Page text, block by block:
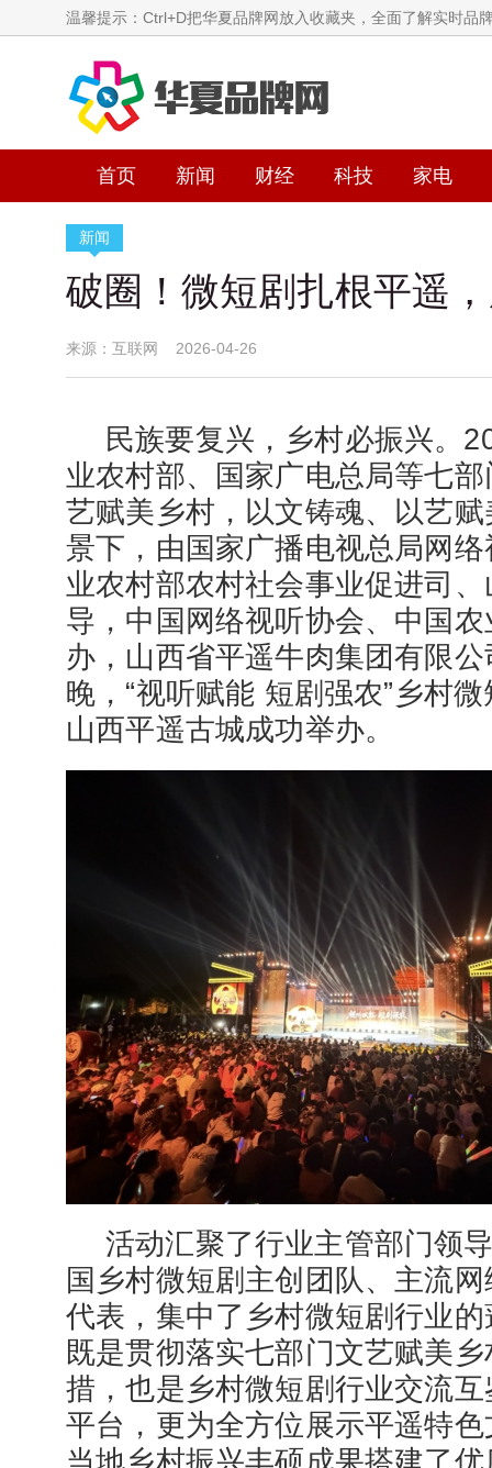
温馨提示：Ctrl+D把华夏品牌网放入收藏夹，全面了解实时品
首页 新闻 财经 科技 家电
新闻
破圈！微短剧扎根平遥
来源：互联网 2026-04-26
民族要复兴，乡村必振兴。
业农村部、国家广电总局等七
艺赋美乡村，以文铸魂、以艺
景下，由国家广播电视总局网
业农村部农村社会事业促进司
导，中国网络视听协会、中国
办，山西省平遥牛肉集团有限
晚，“视听赋能 短剧强农”乡村
山西平遥古城成功举办。
活动汇聚了行业主管部门领
国乡村微短剧主创团队、主流
代表，集中了乡村微短剧行业
既是贯彻落实七部门文艺赋美
措，也是乡村微短剧行业交流
平台，更为全方位展示平遥特